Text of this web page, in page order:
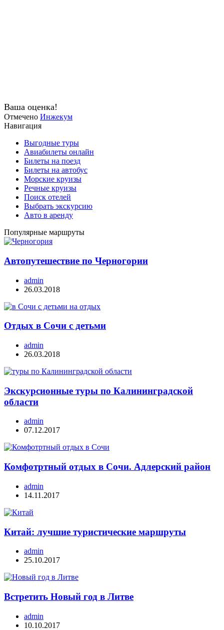
Ваша оценка!
Отмечено Инжекум
Навигация
Выгодные туры
Авиабилеты онлайн
Билеты на поезд
Билеты на автобус
Морские круизы
Речные круизы
Поиск отелей
Выбрать экскурсию
Авто в аренду
Популярные маршруты
Автопутешествие по Черногории
admin
26.03.2018
Отдых в Сочи с детьми
admin
26.03.2018
Экскурсионные туры по Калининградской
области
admin
07.12.2017
Комфотртный отдых в Сочи. Адлерский район
admin
14.11.2017
Китай: лучшие туристические маршруты
admin
25.10.2017
Встретить Новый год в Литве
admin
10.10.2017